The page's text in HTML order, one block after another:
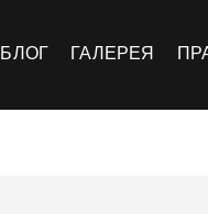
БЛОГ ГАЛЕРЕЯ